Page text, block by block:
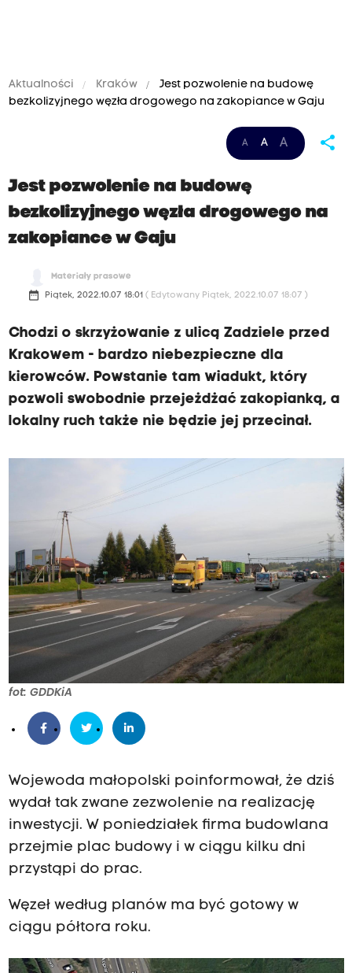
Aktualności Kraków
Jest pozwolenie na budowę
bezkolizyjnego węzła drogowego na zakopiance w Gaju
A A A share
Jest pozwolenie na budowę
bezkolizyjnego węzła drogowego na
zakopiance w Gaju
Materiały prasowe
date_range Piątek, 2022.10.07 18:01 ( Edytowany Piątek, 2022.10.07 18:07 )
Chodzi o skrzyżowanie z ulicą Zadziele przed
Krakowem - bardzo niebezpieczne dla
kierowców. Powstanie tam wiadukt, który
pozwoli swobodnie przejeżdżać zakopianką, a
lokalny ruch także nie będzie jej przecinał.
fot: GDDKiA
Wojewoda małopolski poinformował, że dziś
wydał tak zwane zezwolenie na realizację
inwestycji. W poniedziałek firma budowlana
przejmie plac budowy i w ciągu kilku dni
przystąpi do prac.
Węzeł według planów ma być gotowy w
ciągu półtora roku.